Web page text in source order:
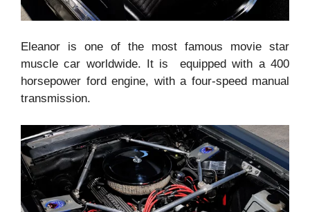
Eleanor is one of the most famous movie star
muscle car worldwide. It is equipped with a 400
horsepower ford engine, with a four-speed manual
transmission.